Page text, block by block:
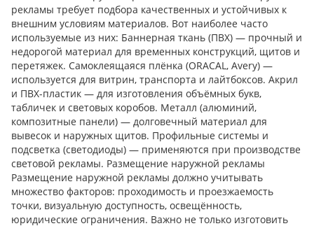
рекламы требует подбора качественных и устойчивых к
внешним условиям материалов. Вот наиболее часто
используемые из них: Баннерная ткань (ПВХ) — прочный и
недорогой материал для временных конструкций, щитов и
перетяжек. Самоклеящаяся плёнка (ORACAL, Avery) —
используется для витрин, транспорта и лайтбоксов. Акрил
и ПВХ-пластик — для изготовления объёмных букв,
табличек и световых коробов. Металл (алюминий,
композитные панели) — долговечный материал для
вывесок и наружных щитов. Профильные системы и
подсветка (светодиоды) — применяются при производстве
световой рекламы. Размещение наружной рекламы
Размещение наружной рекламы должно учитывать
множество факторов: проходимость и проезжаемость
точки, визуальную доступность, освещённость,
юридические ограничения. Важно не только изготовить